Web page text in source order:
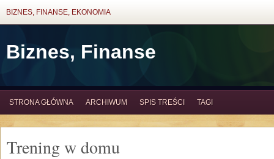
BIZNES, FINANSE, EKONOMIA
Biznes, Finanse
STRONA GŁÓWNA ARCHIWUM SPIS TREŚCI TAGI
Trening w domu